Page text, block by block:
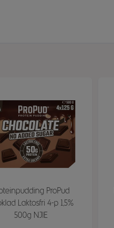
ProPud
Laktosfri 4-p 1,5%
500g NJIE